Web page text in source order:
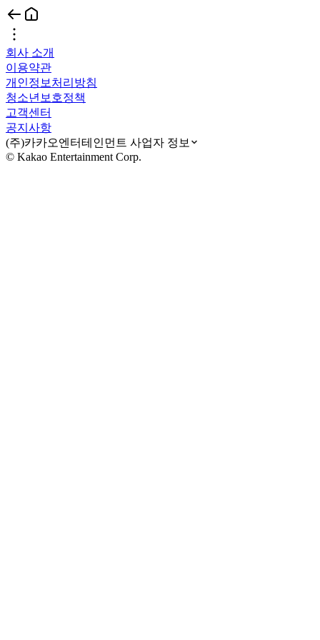
회사 소개
이용약관
개인정보처리방침
청소년보호정책
고객센터
공지사항
(주)카카오엔터테인먼트 사업자 정보
© Kakao Entertainment Corp.